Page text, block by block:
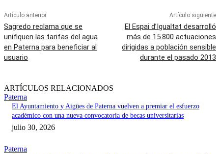
Artículo anterior
Sagredo reclama que se
unifiquen las tarifas del agua
en Paterna para beneficiar al
usuario
Artículo siguiente
El Espai d’Igualtat desarrolló
más de 15.800 actuaciones
dirigidas a población sensible
durante el pasado 2013
ARTÍCULOS RELACIONADOS
Paterna
El Ayuntamiento y Aigües de Paterna vuelven a premiar el esfuerzo
académico con una nueva convocatoria de becas universitarias
julio 30, 2026
Paterna